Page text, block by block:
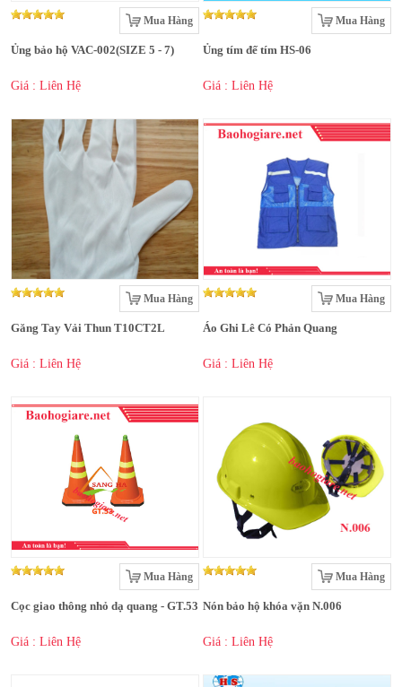
Mua Hàng
Ủng bảo hộ VAC-002(SIZE 5 - 7)
Giá : Liên Hệ
Mua Hàng
Ủng tím đế tím HS-06
Giá : Liên Hệ
Mua Hàng
Găng Tay Vải Thun T10CT2L
Giá : Liên Hệ
Mua Hàng
Áo Ghi Lê Có Phản Quang
Giá : Liên Hệ
Mua Hàng
Cọc giao thông nhỏ dạ quang - GT.53
Giá : Liên Hệ
Mua Hàng
Nón bảo hộ khóa vặn N.006
Giá : Liên Hệ